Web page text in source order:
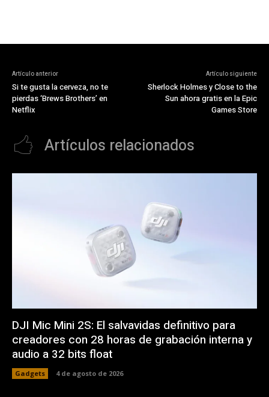
Artículo anterior
Si te gusta la cerveza, no te
pierdas ‘Brews Brothers’ en
Netflix
Artículo siguiente
Sherlock Holmes y Close to the
Sun ahora gratis en la Epic
Games Store
Artículos relacionados
DJI Mic Mini 2S: El salvavidas definitivo para
creadores con 28 horas de grabación interna y
audio a 32 bits float
Gadgets 4 de agosto de 2026